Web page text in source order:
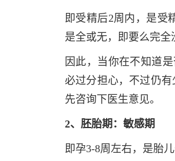
即受精后2周内，是受
是全或无，即要么完全
因此，当你在不知道
必过分担心，不过仍
先咨询下医生意见。
2、胚胎期：敏感期
即孕3-8周左右，是胎